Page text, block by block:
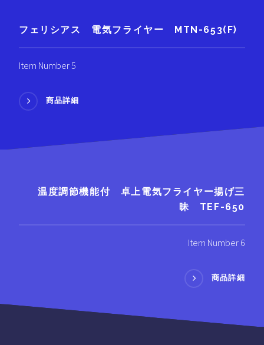
フェリシアス 電気フライヤー MTN-653(F)
Item Number 5
商品詳細
温度調節機能付 卓上電気フライヤー揚げ三
昧 TEF-650
Item Number 6
商品詳細